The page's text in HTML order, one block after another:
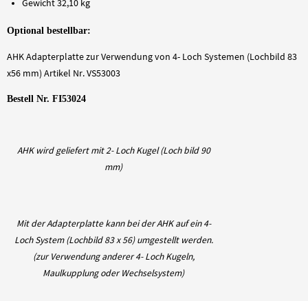
Gewicht 32,10 kg
Optional bestellbar:
AHK Adapterplatte zur Verwendung von 4- Loch Systemen (Lochbild 83
x56 mm) Artikel Nr. VS53003
Bestell Nr. FI53024
AHK wird geliefert mit 2- Loch Kugel (Loch bild 90
mm)
Mit der Adapterplatte kann bei der AHK auf ein 4-
Loch System (Lochbild 83 x 56) umgestellt werden.
(zur Verwendung anderer 4- Loch Kugeln,
Maulkupplung oder Wechselsystem)